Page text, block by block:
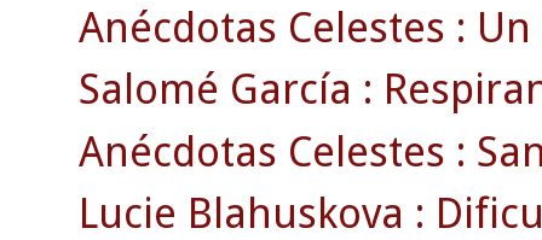
Anécdotas Celestes :
Salomé García :
Anécdotas Celestes :
Lucie Blahuskova :